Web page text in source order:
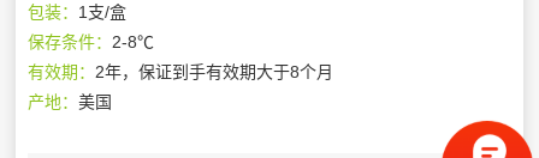
包装： 1支/盒
保存条件： 2-8℃
有效期： 2年，保证到手有效期大于8个月
产地：美国